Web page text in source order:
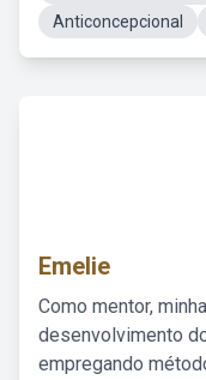
Anticoncepcional
Emelie
Como mentor,
desenvolvimento
empregando